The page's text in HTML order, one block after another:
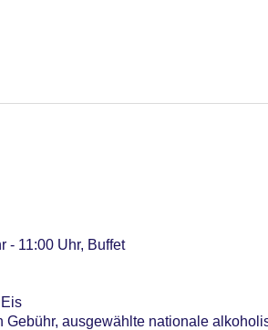
Diners, EC Karte/Maestro, die
Tag ab 30 EUR
Tageslicht,
- 11:00 Uhr, Buffet
ausgewählte nationale